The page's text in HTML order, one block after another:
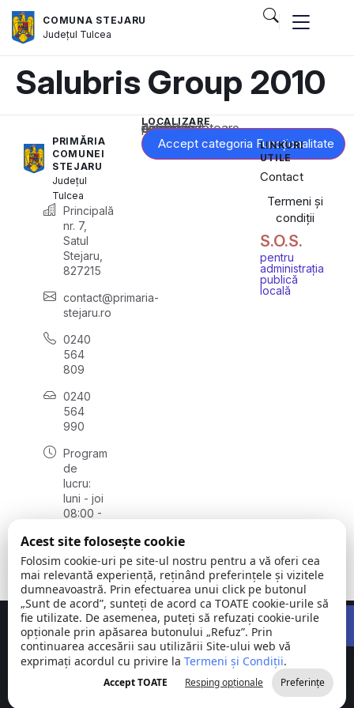
COMUNA STEJARU
Județul Tulcea
Salubris Group 2010
PRIMĂRIA
COMUNEI
STEJARU
Județul
Tulcea
Principală
nr. 7,
Satul
Stejaru,
827215
contact@primaria-
stejaru.ro
0240
564
809
0240
564
990
Program
de
lucru:
luni - joi
08:00 -
vineri
08:00 -
14:00
LOCALIZARE
Acest conținut este blocat până când acceptați categoria corespunzătoare de cookie-uri.
Accept categoria Funcționalitate
LINKURI
UTILE
Contact
Termeni și
condiții
S.O.S.
pentru
administrația
publică
locală
Comuna
Stejaru |
județul Tulcea
©
2026
Toate
drepturile
rezervate
Concept realizat deBig Media Relații Publice SRL
Acest site folosește cookie
Folosim cookie-uri pe site-ul nostru pentru a vă oferi cea
mai relevantă experiență, reținând preferințele și vizitele
dumneavoastră. Prin efectuarea unui click pe butonul
„Sunt de acord”, sunteți de acord ca TOATE cookie-urile să
fie utilizate. De asemenea, puteți să refuzați cookie-urile
opționale prin apăsarea butonului „Refuz”. Prin
continuarea accesării sau utilizării Site-ului web vă
exprimați acordul cu privire la Termeni și Condiții.
Accept TOATE Resping opționale Preferințe